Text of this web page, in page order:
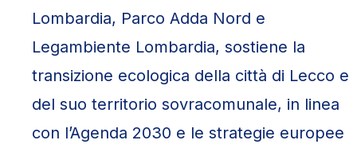
Lombardia, Parco Adda Nord e
Legambiente Lombardia, sostiene la
transizione ecologica della città di Lecco e
del suo territorio sovracomunale, in linea
con l’Agenda 2030 e le strategie europee